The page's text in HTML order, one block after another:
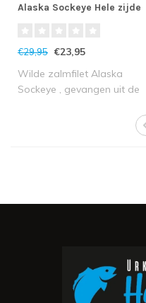
Alaska Sockeye Hele zijde
€29,95 €23,95
Wilde zalmfilet Alaska
Sockeye , gevangen uit de